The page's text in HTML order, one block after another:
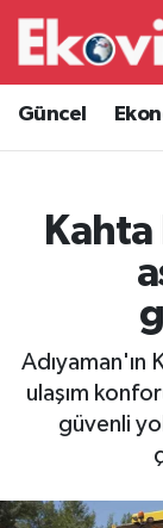
Güncel
Kahta
Adıyaman'ın
ulaşım
güvenli
Güncel
Ekonomi
Borsa
İş Dünyası
Otovitrin
Magazin
Hava
Trafik
Süper Lig
Tüm
Son
Haber